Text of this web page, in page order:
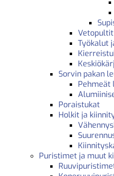
Vetopultit
Työkalut
Sorvin pakan
Pehmeät
Poraistukat
Holkit ja
Puristimet ja muut